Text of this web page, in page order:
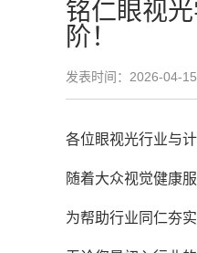
铭仁眼视
阶！
发表时间：2026-04-
各位眼视光行业与
随着大众视觉健康
为帮助行业同仁夯